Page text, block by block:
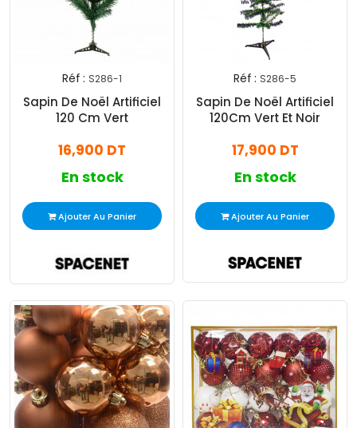
Réf : S286-1
Sapin De Noël Artificiel
120 Cm Vert
16,900 DT
En stock
Ajouter Au Panier
Réf : S286-5
Sapin De Noël Artificiel
120Cm Vert Et Noir
17,900 DT
En stock
Ajouter Au Panier